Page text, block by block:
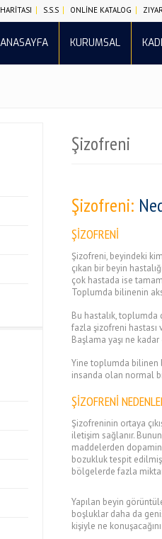
S.S.S ONLİNE KATALOG
ANASAYFA KURUMSAL
Şizofreni
Şizofreni:
ŞİZOFRENİ
Şizofreni, beyindeki
çıkan bir beyin
çok hastada ise
Toplumda bilinenin
Bu hastalık, toplumda
fazla şizofreni hastası
Başlama yaşı ne
Yine toplumda bilinen
insanda olan normal
ŞİZOFRENİ
Şizofreninin ortaya
iletişim sağlanır.
maddelerden
bozukluk tespit
bölgelerde fazla
Yapılan beyin
boşluklar daha da
kişiyle ne